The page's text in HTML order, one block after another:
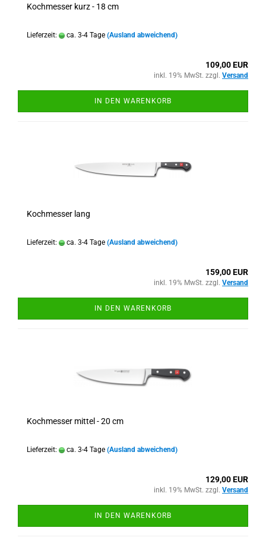
Kochmesser kurz - 18 cm
Lieferzeit: ca. 3-4 Tage (Ausland abweichend)
109,00 EUR
inkl. 19% MwSt. zzgl. Versand
IN DEN WARENKORB
Kochmesser lang
Lieferzeit: ca. 3-4 Tage (Ausland abweichend)
159,00 EUR
inkl. 19% MwSt. zzgl. Versand
IN DEN WARENKORB
Kochmesser mittel - 20 cm
Lieferzeit: ca. 3-4 Tage (Ausland abweichend)
129,00 EUR
inkl. 19% MwSt. zzgl. Versand
IN DEN WARENKORB